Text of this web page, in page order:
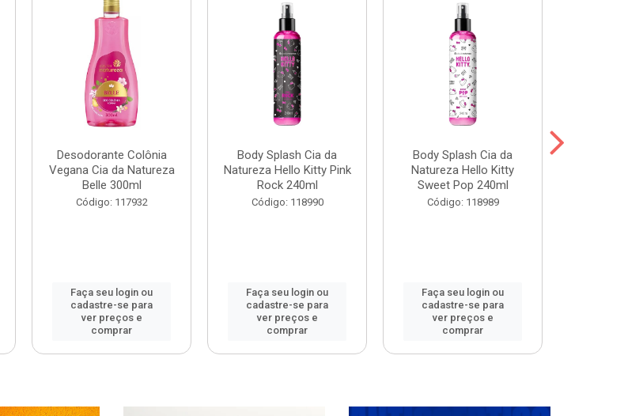
Desodorante Colônia
Vegana Cia da Natureza
Belle 300ml
Código: 117932
Faça seu login ou
cadastre-se para
ver preços e
comprar
Body Splash Cia da
Natureza Hello Kitty Pink
Rock 240ml
Código: 118990
Faça seu login ou
cadastre-se para
ver preços e
comprar
Body Splash Cia da
Natureza Hello Kitty
Sweet Pop 240ml
Código: 118989
Faça seu login ou
cadastre-se para
ver preços e
comprar